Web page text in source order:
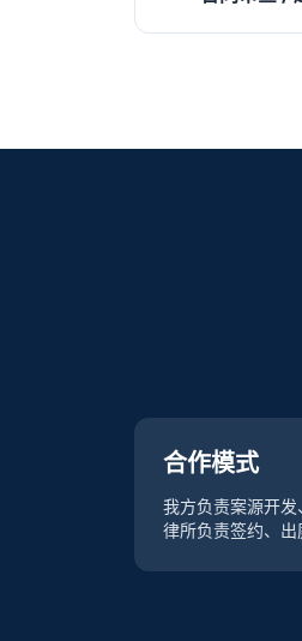
合作模式
我方负责案源开发
律所负责签约、出